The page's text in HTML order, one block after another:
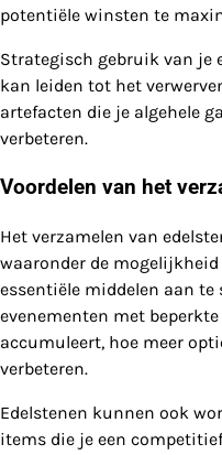
potentiële winsten te
Strategisch gebruik van je
kan leiden tot het
artefacten die je algehele
verbeteren.
Voordelen van het
Het verzamelen van
waaronder de
essentiële middelen aan te
evenementen met
accumuleert, hoe meer
verbeteren.
Edelstenen kunnen ook
items die je een